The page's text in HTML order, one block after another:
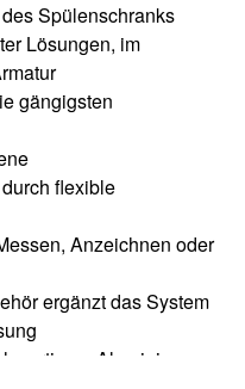
Spülenschranks
Lösungen, im
gängigsten
flexible
Anzeichnen oder
ergänzt das System
Aluminium